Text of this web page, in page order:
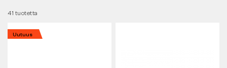
41 tuotetta
Uutuus